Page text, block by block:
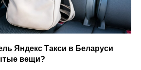
Яндекс Такси в Беларуси
вещи?